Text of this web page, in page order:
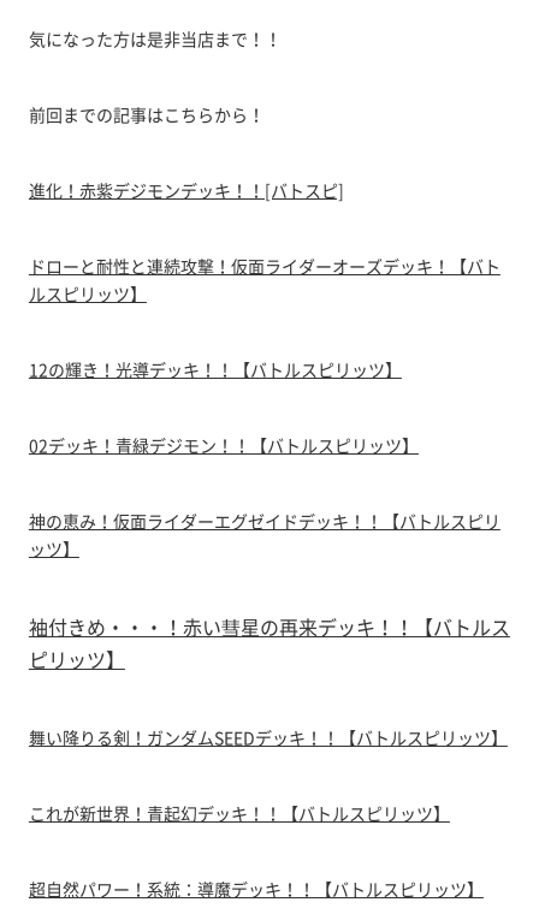
気になった方は是非当店まで！！
前回までの記事はこちらから！
進化！赤紫デジモンデッキ！！[バトスピ]
ドローと耐性と連続攻撃！仮面ライダーオーズデッキ！【バト
ルスピリッツ】
12の輝き！光導デッキ！！【バトルスピリッツ】
02デッキ！青緑デジモン！！【バトルスピリッツ】
神の恵み！仮面ライダーエグゼイドデッキ！！【バトルスピリ
ッツ】
袖付きめ・・・！赤い彗星の再来デッキ！！【バトルス
ピリッツ】
舞い降りる剣！ガンダムSEEDデッキ！！【バトルスピリッツ】
これが新世界！青起幻デッキ！！【バトルスピリッツ】
超自然パワー！系統：導魔デッキ！！【バトルスピリッツ】